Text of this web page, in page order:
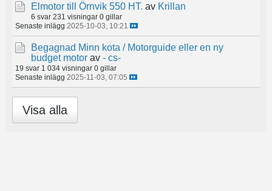
Elmotor till Örnvik 550 HT. av Krillan
6 svar 231 visningar 0 gillar
Senaste inlägg 2025-10-03, 10:21
Begagnad Minn kota / Motorguide eller en ny
budget motor av - cs-
19 svar 1 034 visningar 0 gillar
Senaste inlägg 2025-11-03, 07:05
Visa alla